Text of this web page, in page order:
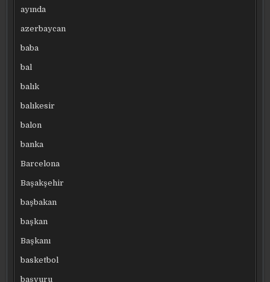
ayında
azerbaycan
baba
bal
balık
balıkesir
balon
banka
Barcelona
Başakşehir
başbakan
başkan
Başkanı
basketbol
başvuru